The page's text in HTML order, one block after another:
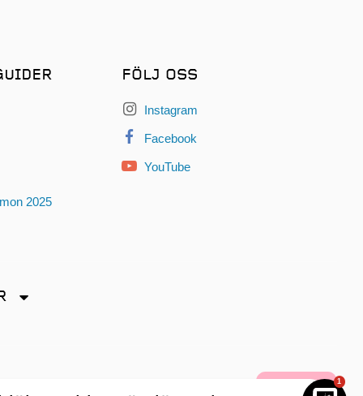
2025
FÖLJ OSS
Instagram
Facebook
YouTube
1